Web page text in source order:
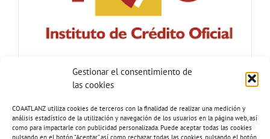
Gestionar el consentimiento de
las cookies
COAATLANZ utiliza cookies de terceros con la finalidad de realizar una medición y
análisis estadístico de la utilización y navegación de los usuarios en la página web, así
como para impactarle con publicidad personalizada. Puede aceptar todas las cookies
pulsando en el botón “Aceptar”,así como rechazar todas las cookies, pulsando el botón